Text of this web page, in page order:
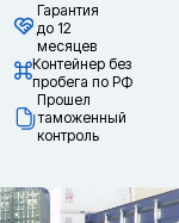
Гарантия
до 12
месяцев
Контейнер без
пробега по РФ
Прошел
таможенный
контроль